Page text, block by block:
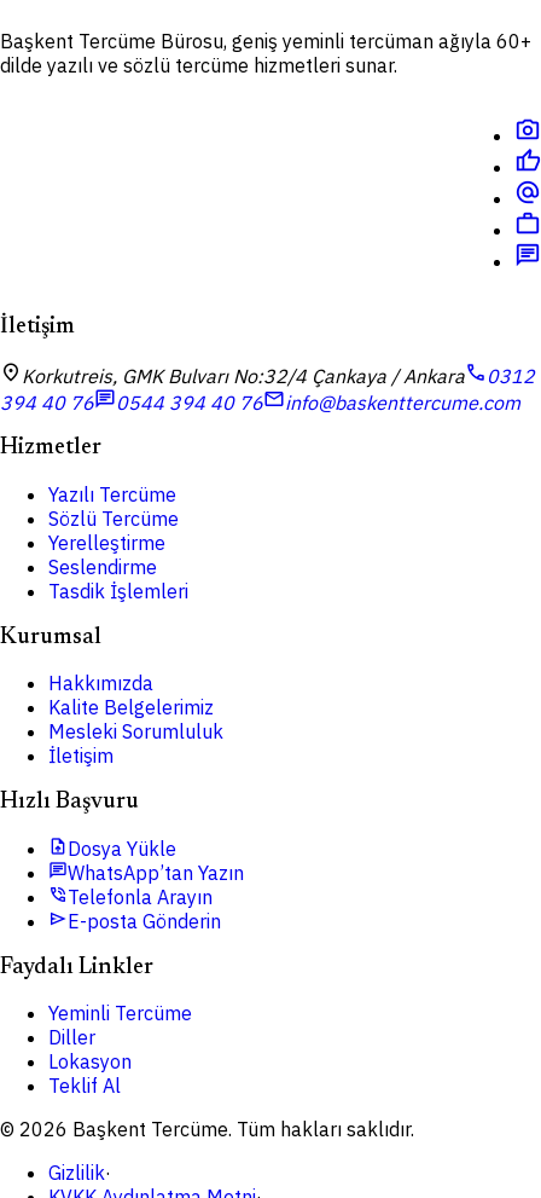
Başkent Tercüme Bürosu, geniş yeminli tercüman ağıyla 60+
dilde yazılı ve sözlü tercüme hizmetleri sunar.
photo_camera
thumb_up
alternate_email
work
chat
İletişim
location_on Korkutreis, GMK Bulvarı No:32/4 Çankaya / Ankaracall 0312
394 40 76chat0544 394 40 76mailinfo@baskenttercume.com
Hizmetler
Yazılı Tercüme
Sözlü Tercüme
Yerelleştirme
Seslendirme
Tasdik İşlemleri
Kurumsal
Hakkımızda
Kalite Belgelerimiz
Mesleki Sorumluluk
İletişim
Hızlı Başvuru
upload_fileDosya Yükle
chatWhatsApp’tan Yazın
phone_in_talkTelefonla Arayın
sendE-posta Gönderin
Faydalı Linkler
Yeminli Tercüme
Diller
Lokasyon
Teklif Al
© 2026 Başkent Tercüme. Tüm hakları saklıdır.
Gizlilik·